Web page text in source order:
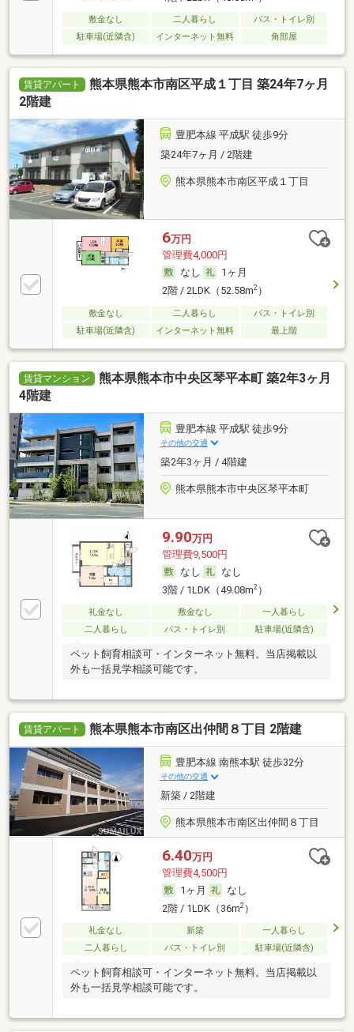
敷金なし 二人暮らし
バス・トイレ別
駐車場(近隣含)
インターネット無料 角部屋
賃貸アパート
熊本県熊本市南区平成１丁目 築24年7ヶ月
2階建
豊肥本線 平成駅 徒歩9分
築24年7ヶ月 / 2階建
熊本県熊本市南区平成１丁目
6万円
管理費4,000円
なし
1ヶ月
2階 / 2LDK（52.58m2）
敷金なし 二人暮らし
バス・トイレ別
駐車場(近隣含)
インターネット無料 最上階
賃貸マンション
熊本県熊本市中央区琴平本町 築2年3ヶ月
4階建
豊肥本線 平成駅 徒歩9分
その他の交通
築2年3ヶ月 / 4階建
熊本県熊本市中央区琴平本町
9.90万円
管理費9,500円
なし
なし
3階 / 1LDK（49.08m2）
礼金なし 敷金なし
一人暮らし
二人暮らし
バス・トイレ別 駐車場(近隣含)
ペット飼育相談可・インターネット無料。当店掲載以
外も一括見学相談可能です。
賃貸アパート 熊本県熊本市南区出仲間８丁目 2階建
豊肥本線 南熊本駅 徒歩32分
その他の交通
新築 / 2階建
熊本県熊本市南区出仲間８丁目
6.40万円
管理費4,500円
1ヶ月
なし
2階 / 1LDK（36m2）
礼金なし 新築
一人暮らし
二人暮らし
バス・トイレ別 駐車場(近隣含)
ペット飼育相談可・インターネット無料。当店掲載以
外も一括見学相談可能です。